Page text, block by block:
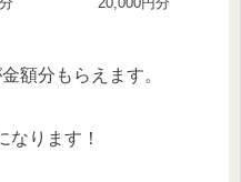
額分もらえます。
なります！